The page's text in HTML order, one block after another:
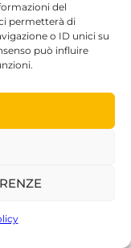
del
permetterà di
o ID unici su
può influire